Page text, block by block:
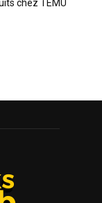
chez TEMU